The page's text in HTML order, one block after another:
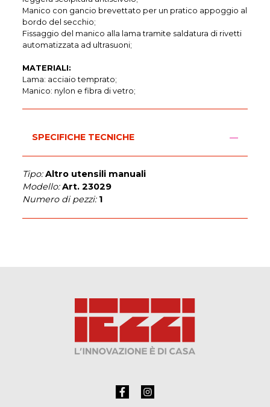
Manico con gancio brevettato per un pratico appoggio al
bordo del secchio;
Fissaggio del manico alla lama tramite saldatura di rivetti
automatizzata ad ultrasuoni;
MATERIALI:
Lama: acciaio temprato;
Manico: nylon e fibra di vetro;
SPECIFICHE TECNICHE
Tipo: Altro utensili manuali
Modello: Art. 23029
Numero di pezzi: 1